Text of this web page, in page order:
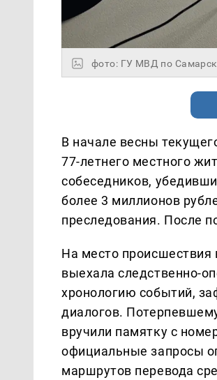
фото: ГУ МВД по
В начале весны
77-летнего местного
собеседников,
более 3 миллионов
преследования. После
На место происшествия
выехала следственно-
хронологию событий,
диалогов.
вручили памятку с
официальные запросы
маршрутов перевода